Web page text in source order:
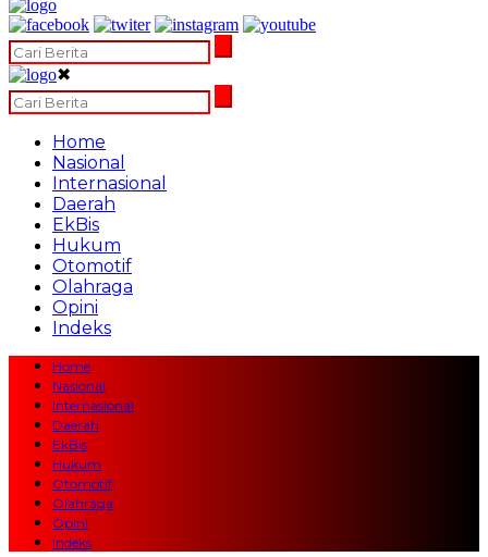
✖
Home
Nasional
Internasional
Daerah
EkBis
Hukum
Otomotif
Olahraga
Opini
Indeks
Home
Nasional
Internasional
Daerah
EkBis
Hukum
Otomotif
Olahraga
Opini
Indeks